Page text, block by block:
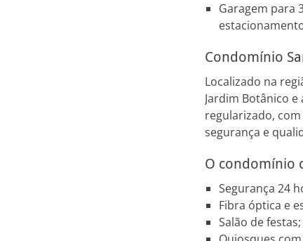
Garagem para
Condomínio
Localizado na
Jardim Botânico
regularizado,
segurança e
O condomínio
Segurança 24
Fibra óptica e
Salão de festas;